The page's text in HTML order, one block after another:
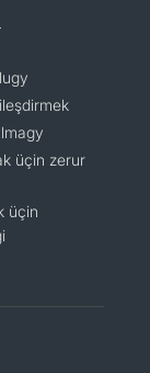
üçin zerur
üçin